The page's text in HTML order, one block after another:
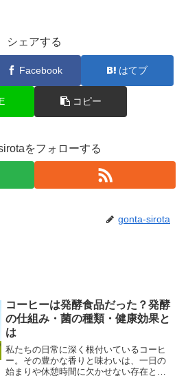
シェアする
Facebook はてブ
コピー
をフォローする
gonta-sirota
コーヒーは発酵食品だった？発酵
の仕組み・菌の種類・健康効果と
は
私たちの日常に深く根付いているコーヒ
ー。その豊かな香りと味わいは、一日の
始まりや休憩時間に欠かせない存在とな